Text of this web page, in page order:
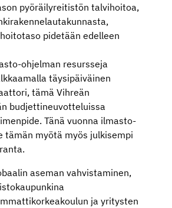
pyöräilyreitistön talvihoitoa,
pidetään edelleen
ohjelman resursseja
täysipäiväinen
tämä Vihreän
budjettineuvotteluissa
Tänä vuonna ilmasto-
tämän myötä myös julkisempi
aseman vahvistaminen,
ja yritysten